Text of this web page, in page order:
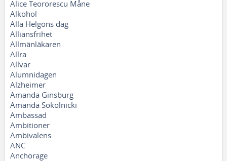
Alice Teororescu Måne
Alkohol
Alla Helgons dag
Alliansfrihet
Allmänläkaren
Allra
Allvar
Alumnidagen
Alzheimer
Amanda Ginsburg
Amanda Sokolnicki
Ambassad
Ambitioner
Ambivalens
ANC
Anchorage